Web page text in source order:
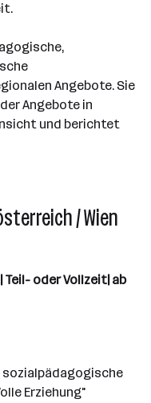
Angebote. Sie
Angebote in
und berichtet
/ Wien
oder Vollzeit| ab
Erziehung"